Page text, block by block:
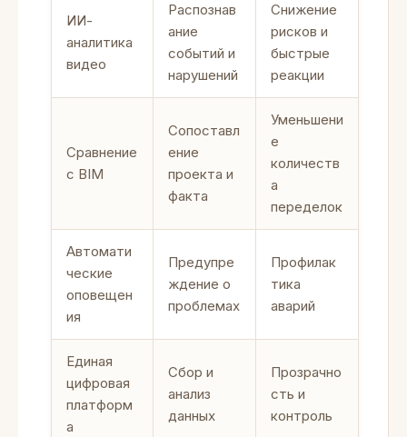
ИИ-
аналитика
видео
Распознав
ание
событий и
нарушений
Снижение
рисков и
быстрые
реакции
Сравнение
с BIM
Сопоставл
ение
проекта и
факта
Уменьшени
е
количеств
а
переделок
Автомати
ческие
оповещен
ия
Предупре
ждение о
проблемах
Профилак
тика
аварий
Единая
цифровая
платформ
а
Сбор и
анализ
данных
Прозрачно
сть и
контроль